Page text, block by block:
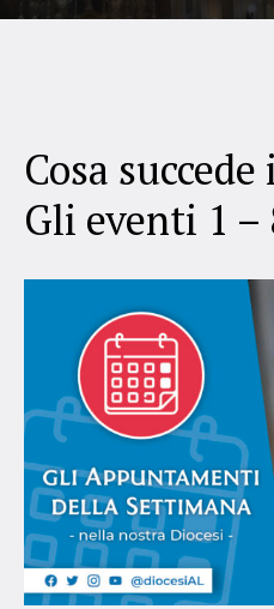
Cosa
Gli eventi 1 –